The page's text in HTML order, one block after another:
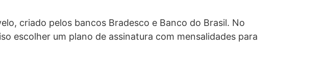
criado pelos bancos Bradesco e Banco do Brasil. No
escolher um plano de assinatura com mensalidades para